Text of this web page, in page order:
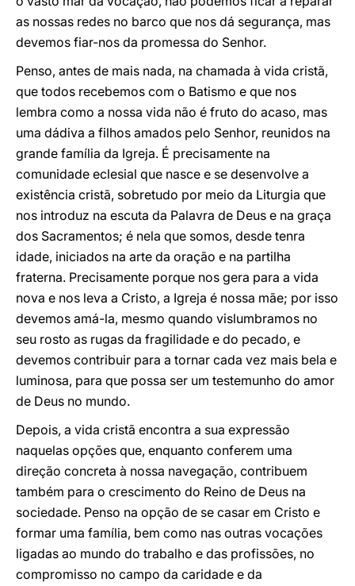
as nossas redes no barco que nos dá segurança, mas
devemos fiar-nos da promessa do Senhor.
Penso, antes de mais nada, na chamada à vida cristã,
que todos recebemos com o Batismo e que nos
lembra como a nossa vida não é fruto do acaso, mas
uma dádiva a filhos amados pelo Senhor, reunidos na
grande família da Igreja. É precisamente na
comunidade eclesial que nasce e se desenvolve a
existência cristã, sobretudo por meio da Liturgia que
nos introduz na escuta da Palavra de Deus e na graça
dos Sacramentos; é nela que somos, desde tenra
idade, iniciados na arte da oração e na partilha
fraterna. Precisamente porque nos gera para a vida
nova e nos leva a Cristo, a Igreja é nossa mãe; por isso
devemos amá-la, mesmo quando vislumbramos no
seu rosto as rugas da fragilidade e do pecado, e
devemos contribuir para a tornar cada vez mais bela e
luminosa, para que possa ser um testemunho do amor
de Deus no mundo.
Depois, a vida cristã encontra a sua expressão
naquelas opções que, enquanto conferem uma
direção concreta à nossa navegação, contribuem
também para o crescimento do Reino de Deus na
sociedade. Penso na opção de se casar em Cristo e
formar uma família, bem como nas outras vocações
ligadas ao mundo do trabalho e das profissões, no
compromisso no campo da caridade e da